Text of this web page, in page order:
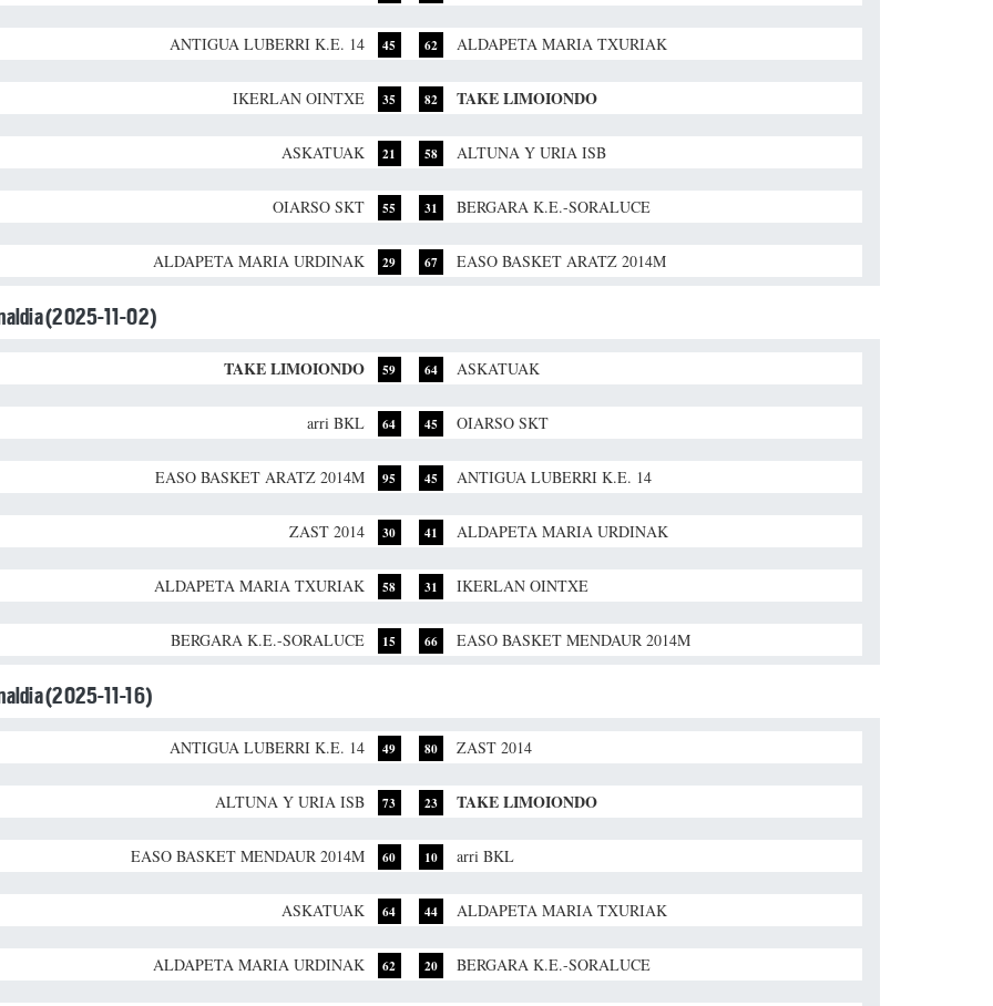
ANTIGUA LUBERRI K.E. 14 45 62 ALDAPETA MARIA TXURIAK
IKERLAN OINTXE 35 82 TAKE LIMOIONDO
ASKATUAK 21 58 ALTUNA Y URIA ISB
OIARSO SKT 55 31 BERGARA K.E.-SORALUCE
ALDAPETA MARIA URDINAK 29 67 EASO BASKET ARATZ 2014M
(2025-11-02)
TAKE LIMOIONDO 59 64 ASKATUAK
arri BKL 64 45 OIARSO SKT
EASO BASKET ARATZ 2014M 95 45 ANTIGUA LUBERRI K.E. 14
ZAST 2014 30 41 ALDAPETA MARIA URDINAK
ALDAPETA MARIA TXURIAK 58 31 IKERLAN OINTXE
BERGARA K.E.-SORALUCE 15 66 EASO BASKET MENDAUR 2014M
(2025-11-16)
ANTIGUA LUBERRI K.E. 14 49 80 ZAST 2014
ALTUNA Y URIA ISB 73 23 TAKE LIMOIONDO
EASO BASKET MENDAUR 2014M 60 10 arri BKL
ASKATUAK 64 44 ALDAPETA MARIA TXURIAK
ALDAPETA MARIA URDINAK 62 20 BERGARA K.E.-SORALUCE